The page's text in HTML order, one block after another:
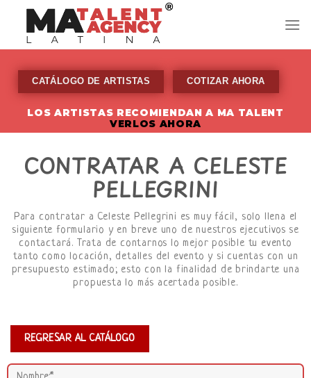
content
CATÁLOGO DE ARTISTAS COTIZAR AHORA
LOS ARTISTAS RECOMIENDAN A MA TALENT
VERLOS AHORA
CONTRATAR A CELESTE
PELLEGRINI
Para contratar a Celeste Pellegrini es muy fácil, solo llena el
siguiente formulario y en breve uno de nuestros ejecutivos se
contactará. Trata de contarnos lo mejor posible tu evento
tanto como locación, detalles del evento y si cuentas con un
presupuesto estimado; esto con la finalidad de brindarte una
propuesta lo más acertada posible.
REGRESAR AL CATÁLOGO